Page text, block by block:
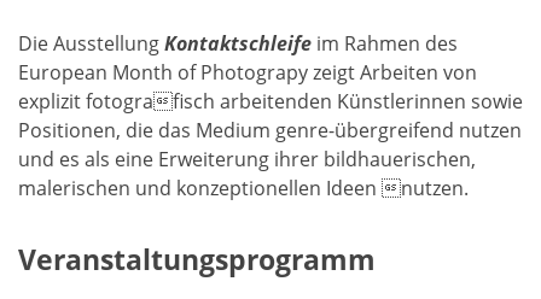
Die AusstellungKontaktschleife im Rahmen des
European Month of Photograpy zeigt Arbeiten von
explizit fotografisch arbeitenden Künstlerinnen sowie
Positionen, die das Medium genre-übergreifend nutzen
und es als eine Erweiterung ihrer bildhauerischen,
malerischen und konzeptionellen Ideen nutzen.
Veranstaltungsprogramm